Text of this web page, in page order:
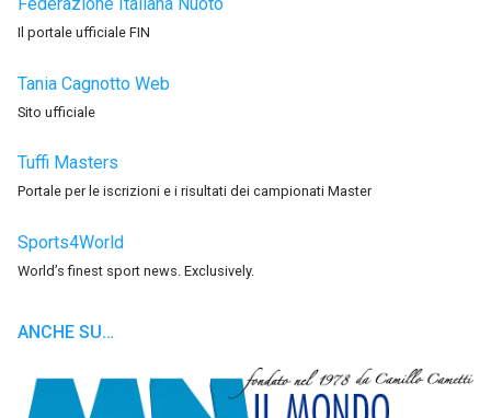
Il portale ufficiale FIN
Tania Cagnotto Web
Sito ufficiale
Tuffi Masters
Portale per le iscrizioni e i risultati dei campionati Master
Sports4World
World’s finest sport news. Exclusively.
ANCHE SU…